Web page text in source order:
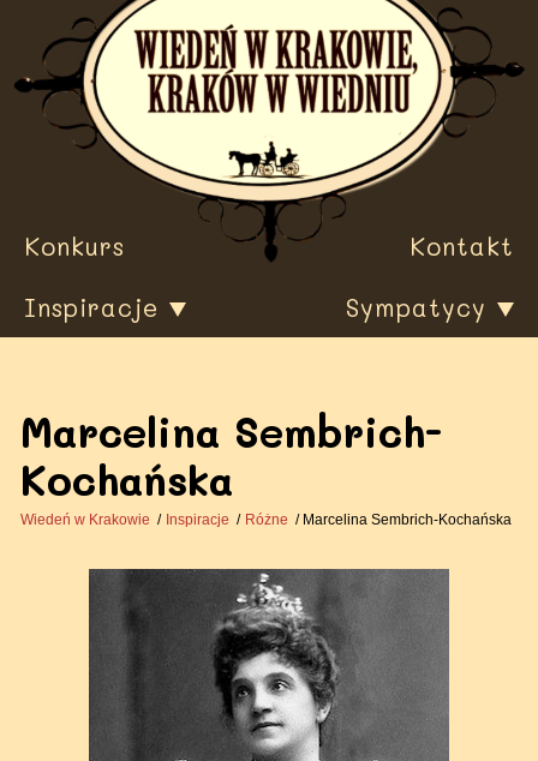
treści
Konkurs
Inspiracje
Sympatycy
Kontakt
Marcelina Sembrich-
Kochańska
Wiedeń w Krakowie Inspiracje Różne Marcelina Sembrich-Kochańska